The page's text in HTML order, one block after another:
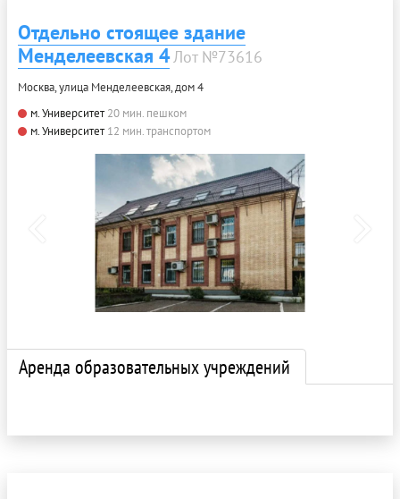
Отдельно стоящее здание
Менделеевская 4 Лот №73616
Москва, улица Менделеевская, дом 4
м. Университет 20 мин. пешком
м. Университет 12 мин. транспортом
Аренда образовательных учреждений